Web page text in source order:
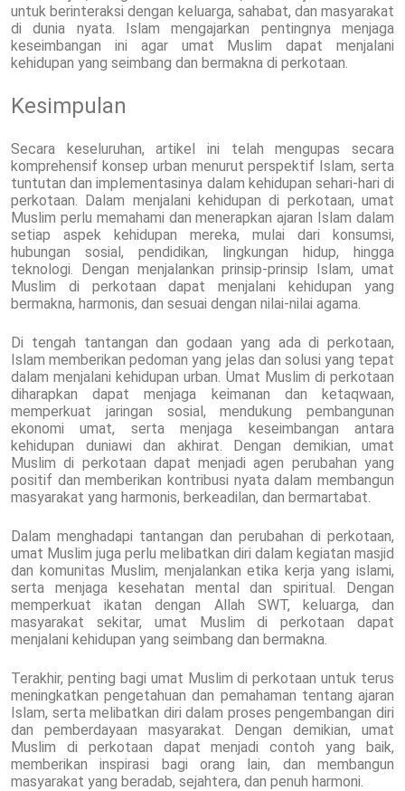
untuk berinteraksi dengan keluarga, sahabat, dan masyarakat
di dunia nyata. Islam mengajarkan pentingnya menjaga
keseimbangan ini agar umat Muslim dapat menjalani
kehidupan yang seimbang dan bermakna di perkotaan.
Kesimpulan
Secara keseluruhan, artikel ini telah mengupas secara
komprehensif konsep urban menurut perspektif Islam, serta
tuntutan dan implementasinya dalam kehidupan sehari-hari di
perkotaan. Dalam menjalani kehidupan di perkotaan, umat
Muslim perlu memahami dan menerapkan ajaran Islam dalam
setiap aspek kehidupan mereka, mulai dari konsumsi,
hubungan sosial, pendidikan, lingkungan hidup, hingga
teknologi. Dengan menjalankan prinsip-prinsip Islam, umat
Muslim di perkotaan dapat menjalani kehidupan yang
bermakna, harmonis, dan sesuai dengan nilai-nilai agama.
Di tengah tantangan dan godaan yang ada di perkotaan,
Islam memberikan pedoman yang jelas dan solusi yang tepat
dalam menjalani kehidupan urban. Umat Muslim di perkotaan
diharapkan dapat menjaga keimanan dan ketaqwaan,
memperkuat jaringan sosial, mendukung pembangunan
ekonomi umat, serta menjaga keseimbangan antara
kehidupan duniawi dan akhirat. Dengan demikian, umat
Muslim di perkotaan dapat menjadi agen perubahan yang
positif dan memberikan kontribusi nyata dalam membangun
masyarakat yang harmonis, berkeadilan, dan bermartabat.
Dalam menghadapi tantangan dan perubahan di perkotaan,
umat Muslim juga perlu melibatkan diri dalam kegiatan masjid
dan komunitas Muslim, menjalankan etika kerja yang islami,
serta menjaga kesehatan mental dan spiritual. Dengan
memperkuat ikatan dengan Allah SWT, keluarga, dan
masyarakat sekitar, umat Muslim di perkotaan dapat
menjalani kehidupan yang seimbang dan bermakna.
Terakhir, penting bagi umat Muslim di perkotaan untuk terus
meningkatkan pengetahuan dan pemahaman tentang ajaran
Islam, serta melibatkan diri dalam proses pengembangan diri
dan pemberdayaan masyarakat. Dengan demikian, umat
Muslim di perkotaan dapat menjadi contoh yang baik,
memberikan inspirasi bagi orang lain, dan membangun
masyarakat yang beradab, sejahtera, dan penuh harmoni.